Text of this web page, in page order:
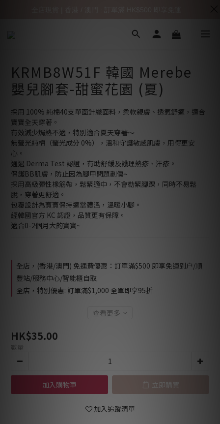
KRMB8W51F 韓國 Merebe
嬰兒腳套-甜蜜花園 (夏)
採用 100% 純棉40支單面針織面料，柔軟親膚、透氣舒適，適合
寶寶全天穿著。
有效減少焗熱不適，特別適合夏天穿著～
無螢光純棉（螢光成分 0%），溫和守護敏感肌膚，用得更安
心。
通過 Derma Test 認證，有助舒緩及護理熱疹、汗疹。
保護BB肌膚，防止因為腳甲問題劃傷~
採用高級彈性橡筋帶，鬆緊適中，不會勒緊腳踝，同時不易鬆
脫，穿著更舒適。
包覆設計為寶寶保持適當體溫，溫暖小腳。
經韓國官方 KC 認證，品質更有保障。
適合0-2個月大的寶寶~
全店，(香港/澳門) 免運費優惠：訂單滿$500 即享免運到户/順
豐站/服務中心/智能櫃自取
全店，特別優惠: 訂單滿$1,000 全單即享95折
查看更多
HK$35.00
數量
加入購物車 立即購買
加入追蹤清單